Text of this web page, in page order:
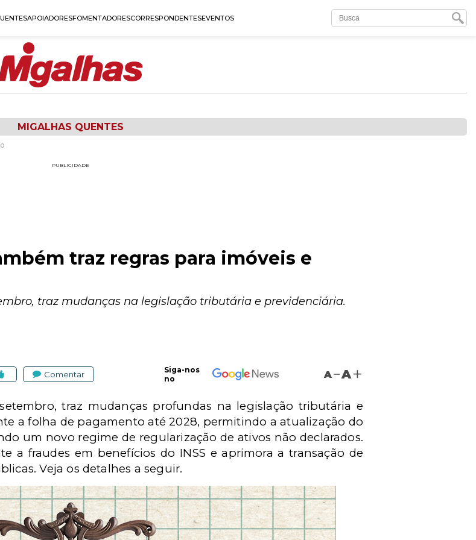
APOIADORESFOMENTADORESCORRESPONDENTESEVENTOS
MIGALHAS QUENTES
PUBLICIDADE
traz regras para imóveis e
traz mudanças na legislação tributária e previdenciária.
Comentar
Siga-nos
no
A A
traz mudanças profundas na legislação tributária e
a folha de pagamento até 2028, permitindo a atualização do
um novo regime de regularização de ativos não declarados.
a fraudes em benefícios do INSS e aprimora a transação de
Veja os detalhes a seguir.